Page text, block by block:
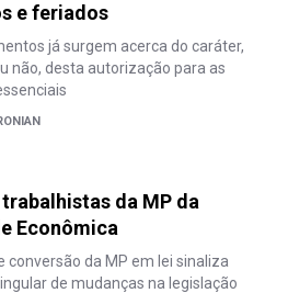
e feriados
já surgem acerca do caráter,
não, desta autorização para as
da MP da
Econômica
conversão da MP em lei sinaliza
de mudanças na legislação